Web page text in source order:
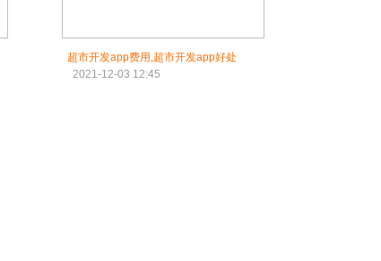
超市开发app费用,超市开发app好处
2021-12-03 12:45